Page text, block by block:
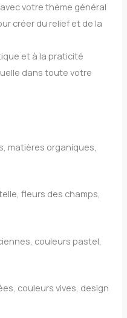
votre thème général
créer du relief et de la
et à la praticité
dans toute votre
matières organiques,
fleurs des champs,
couleurs pastel,
couleurs vives, design